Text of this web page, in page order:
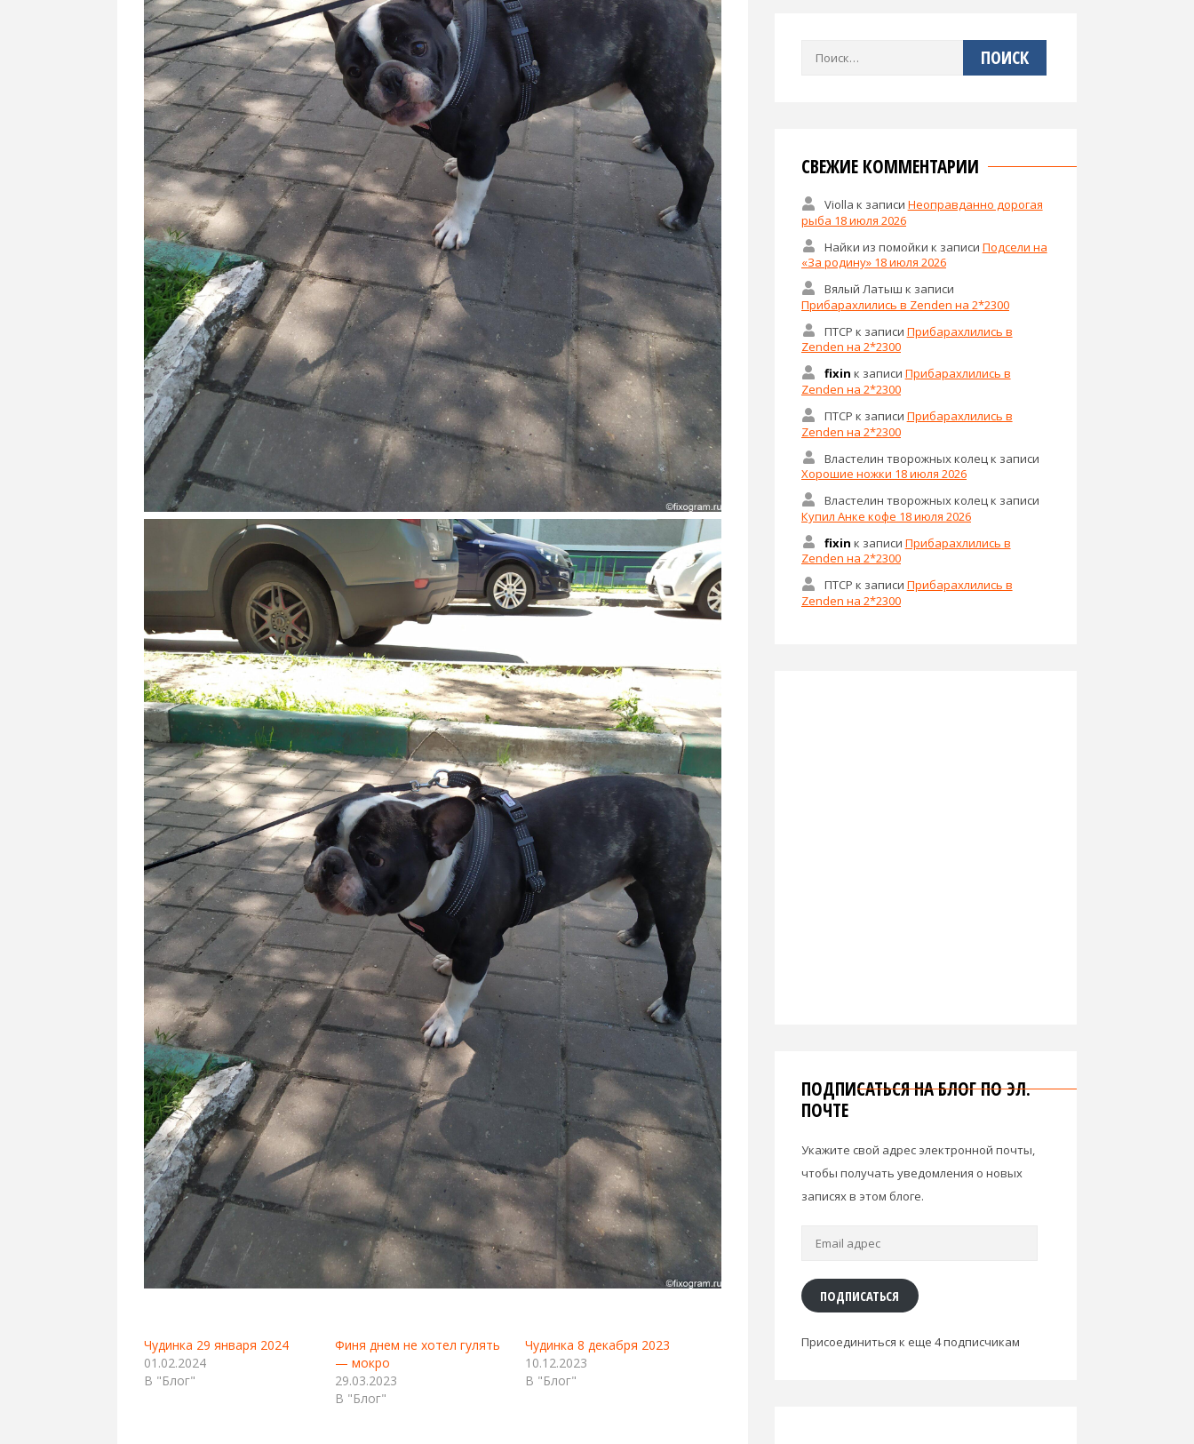
Чудинка 29 января 2024
01.02.2024
В "Блог"
Финя днем не хотел гулять
— мокро
29.03.2023
В "Блог"
Чудинка 8 декабря 2023
10.12.2023
В "Блог"
Найти:
СВЕЖИЕ КОММЕНТАРИИ
Violla к записи Неоправданно дорогая
рыба 18 июля 2026
Найки из помойки к записи Подсели на
«За родину» 18 июля 2026
Вялый Латыш к записи
Прибарахлились в Zenden на 2*2300
ПТСР к записи Прибарахлились в
Zenden на 2*2300
fixin к записи Прибарахлились в
Zenden на 2*2300
ПТСР к записи Прибарахлились в
Zenden на 2*2300
Властелин творожных колец к записи
Хорошие ножки 18 июля 2026
Властелин творожных колецк записи
Купил Анке кофе 18 июля 2026
fixin к записи Прибарахлились в
Zenden на 2*2300
ПТСР к записи Прибарахлились в
Zenden на 2*2300
ПОДПИСАТЬСЯ НА БЛОГ ПО ЭЛ.
ПОЧТЕ
Укажите свой адрес электронной почты,
чтобы получать уведомления о новых
записях в этом блоге.
Email
ПОДПИСАТЬСЯ
Присоединиться к еще 4 подписчикам